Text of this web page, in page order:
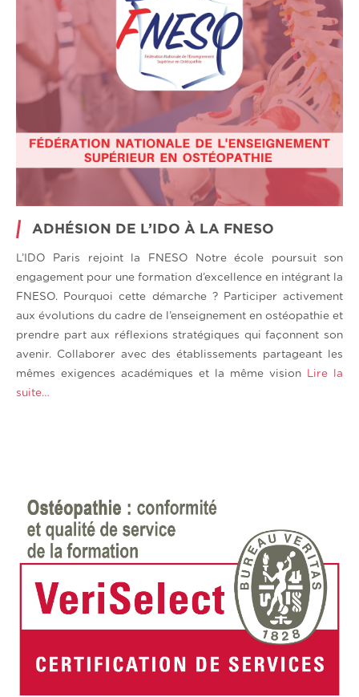
ADHÉSION DE L’IDO À LA FNESO
L’IDO Paris rejoint la FNESO Notre école poursuit son
engagement pour une formation d’excellence en intégrant la
FNESO. Pourquoi cette démarche ? Participer activement
aux évolutions du cadre de l’enseignement en ostéopathie et
prendre part aux réflexions stratégiques qui façonnent son
avenir. Collaborer avec des établissements partageant les
mêmes exigences académiques et la même vision Lire la
suite…